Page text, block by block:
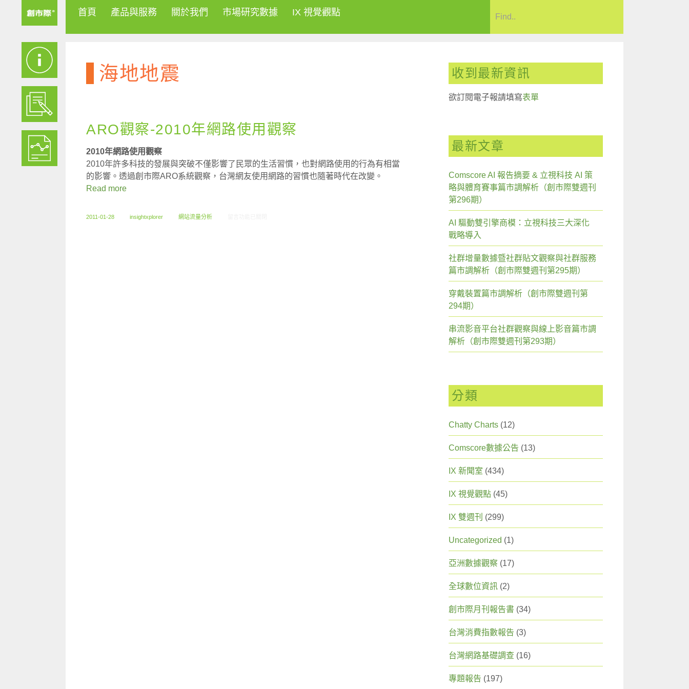
首頁 產品與服務 關於我們 市場研究數據 IX 視覺觀點
海地地震
ARO觀察-2010年網路使用觀察
2010年網路使用觀察
2010年許多科技的發展與突破不僅影響了民眾的生活習慣，也對網路使用的行為有相當
的影響。透過創市際ARO系統觀察，台灣網友使用網路的習慣也隨著時代在改變。
Read more
2011-01-28 insightxplorer 網站流量分析
收到最新資訊
欲訂閱電子報請填寫表單
最新文章
Comscore AI 報告摘要 & 立視科技 AI 策
略與體育賽事篇市調解析（創市際雙週刊
第296期）
AI 驅動雙引擎商模：立視科技三大深化
戰略導入
社群增量數據暨社群貼文觀察與社群服務
篇市調解析（創市際雙週刊第295期）
穿戴裝置篇市調解析（創市際雙週刊第
294期）
串流影音平台社群觀察與線上影音篇市調
解析（創市際雙週刊第293期）
分類
Chatty Charts (12)
Comscore數據公告 (13)
IX 新聞室 (434)
IX 視覺觀點 (45)
IX 雙週刊 (299)
Uncategorized (1)
亞洲數據觀察 (17)
全球數位資訊 (2)
創市際月刊報告書 (34)
台灣消費指數報告 (3)
台灣網路基礎調查 (16)
專題報告 (197)